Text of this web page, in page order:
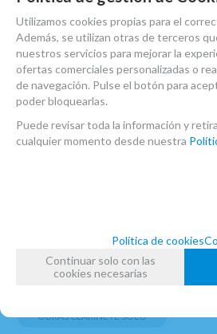
Olalla Rodríguez
En perfecto estado
EDITION DAROK
FAMILIAS RELACIONADAS
PARTITURAS
OBRAS CLARINETE SOLO
Utilizamos cookies propias para el
Además, se utilizan otras de terceros
nuestros servicios para mejorar la
ofertas comerciales personalizadas o
de navegación. Pulse el botón para
poder bloquearlas.
Puede revisar toda la información y
cualquier momento desde nuestra
Política de cookies
Continuar solo con las
cookies necesarias